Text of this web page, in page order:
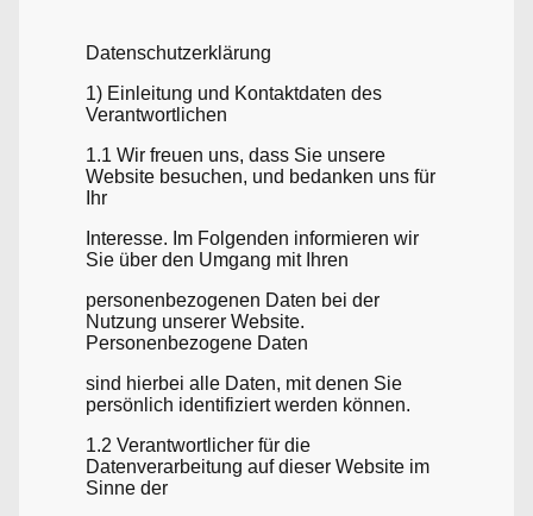
Datenschutzerklärung
1) Einleitung und Kontaktdaten des
Verantwortlichen
1.1 Wir freuen uns, dass Sie unsere
Website besuchen, und bedanken uns für
Ihr
Interesse. Im Folgenden informieren wir
Sie über den Umgang mit Ihren
personenbezogenen Daten bei der
Nutzung unserer Website.
Personenbezogene Daten
sind hierbei alle Daten, mit denen Sie
persönlich identifiziert werden können.
1.2 Verantwortlicher für die
Datenverarbeitung auf dieser Website im
Sinne der